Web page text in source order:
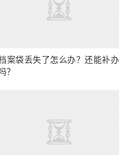
案袋丢失了怎么办？还能补办
？